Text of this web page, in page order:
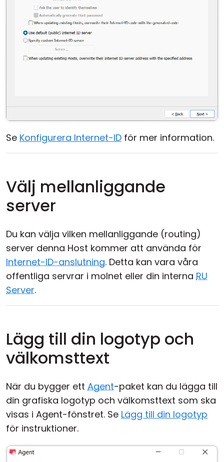
Se Konfigurera Internet-ID för mer information.
Välj mellanliggande
server
Du kan välja vilken mellanliggande (routing)
server denna Host kommer att använda för
Internet-ID-anslutning. Detta kan vara våra
offentliga servrar i molnet eller din interna RU
Server.
Lägg till din logotyp och
välkomsttext
När du bygger ett Agent-paket kan du lägga till
din grafiska logotyp och välkomsttext som ska
visas i Agent-fönstret. Se Lägg till din logotyp
för instruktioner.